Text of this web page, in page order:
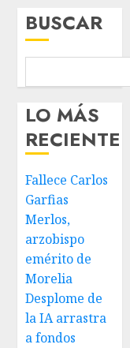
BUSCAR
LO MÁS
RECIENTE
Fallece Carlos
Garfias
Merlos,
arzobispo
emérito de
Morelia
Desplome de
la IA arrastra
a fondos